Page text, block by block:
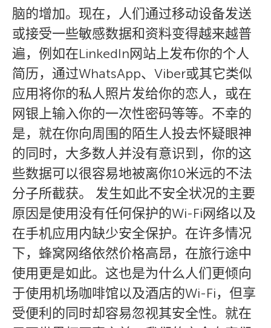
脑的增加。现在，人们通过移动设备发送
或接受一些敏感数据和资料变得越来越普
遍，例如在LinkedIn网站上发布你的个人
简历，通过WhatsApp、Viber或其它类似
应用将你的私人照片发给你的恋人，或在
网银上输入你的一次性密码等等。不幸的
是，就在你向周围的陌生人投去怀疑眼神
的同时，大多数人并没有意识到，你的这
些数据可以很容易地被离你10米远的不法
分子所截获。 发生如此不安全状况的主要
原因是使用没有任何保护的Wi-Fi网络以及
在手机应用内缺少安全保护。在许多情况
下，蜂窝网络依然价格高昂，在旅行途中
使用更是如此。这也是为什么人们更倾向
于使用机场咖啡馆以及酒店的Wi-Fi，但享
受便利的同时却容易忽视其安全性。就在